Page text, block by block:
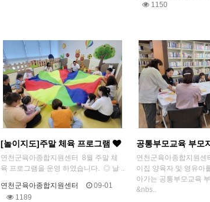
1150
[놀이지도]주말 체육 프로그램
​연천군육아종합지원센터 8월 주말 체
육 프로그램을 운영 하였습니다. ◎ 날 ..
연천군육아종합지원센터
09-01
1189
공통부모교육 부모
연천군육아종합지원센
이집 양육자 및 영유아
아가는 공통부모교육
&nbs..